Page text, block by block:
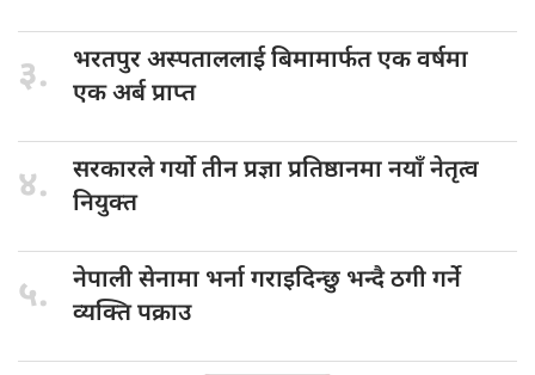
३. भरतपुर अस्पताललाईबिमामार्फत एक वर्षमा
एक अर्ब प्राप्त
४. सरकारले गर्योतीन प्रज्ञा प्रतिष्ठानमा नयाँ नेतृत्व
नियुक्त
५. नेपाली सेनामा भर्ना गराइदिन्छु भन्दै ठगी गर्ने
व्यक्ति पक्राउ